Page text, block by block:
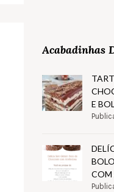
Acabadinhas
E
COM